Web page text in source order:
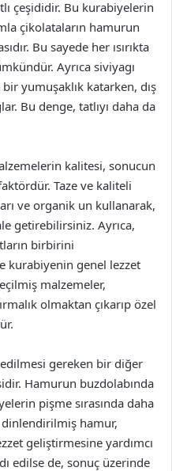
çeşididir. Bu kurabiyelerin
çikolataların hamurun
Bu sayede her ısırıkta
Ayrıca siviyagı
yumuşaklık katarken, dış
Bu denge, tatlıyı daha da
kalitesi, sonucun
Taze ve kaliteli
ve organik un kullanarak,
getirebilirsiniz. Ayrıca,
birbirini
kurabiyenin genel lezzet
malzemeler,
olmaktan çıkarıp özel
gereken bir diğer
Hamurun buzdolabında
pişme sırasında daha
dinlendirilmiş hamur,
geliştirmesine yardımcı
edilse de, sonuç üzerinde